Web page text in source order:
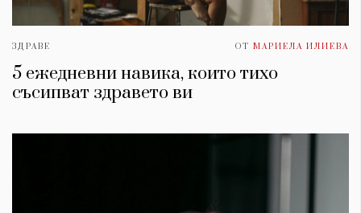
ЗДРАВЕ ОТ МАРИЕЛА ИЛИЕВА
5 ежедневни навика, които тихо
съсипват здравето ви